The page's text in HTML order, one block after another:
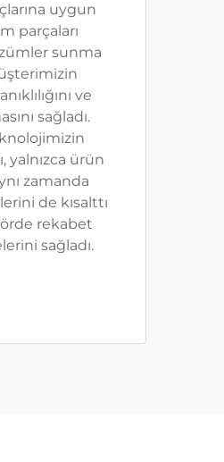
uygun
parçaları
sunma
ve
sağladı.
yalnızca ürün
zamanda
de kısalttı
rekabet
sağladı.